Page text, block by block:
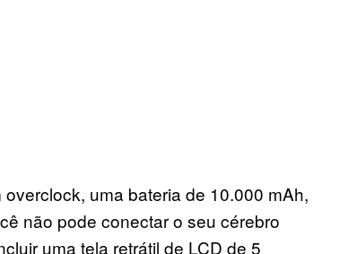
uma bateria de 10.000 mAh,
não pode conectar o seu cérebro
uma tela retrátil de LCD de 5